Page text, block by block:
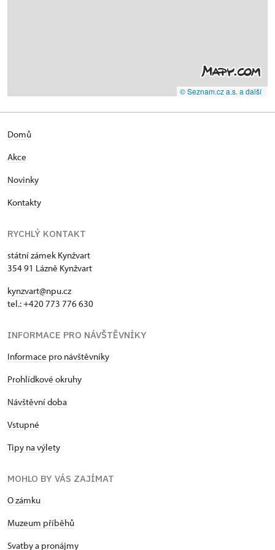
© Seznam.cz a.s. a další
Domů
Akce
Novinky
Kontakty
RYCHLÝ KONTAKT
státní zámek Kynžvart
354 91 Lázně Kynžvart
kynzvart@npu.cz
tel.: +420 773 776 630
INFORMACE PRO NÁVŠTĚVNÍKY
Informace pro návštěvníky
Prohlídkové okruhy
Návštěvní doba
Vstupné
Tipy na výlety
MOHLO BY VÁS ZAJÍMAT
O zámku
Muzeum příběhů
Svatby a pronájmy